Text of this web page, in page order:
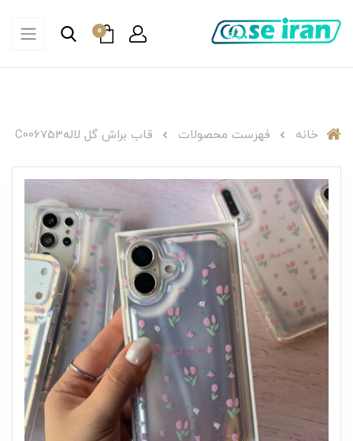
0
خانه فهرست محصولات قاب براش گل لالهC006753